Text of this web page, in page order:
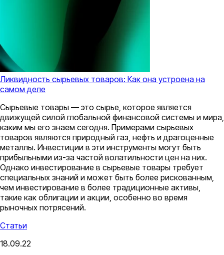
Ликвидность сырьевых товаров: Как она устроена на
самом деле
Сырьевые товары — это сырье, которое является
движущей силой глобальной финансовой системы и мира,
каким мы его знаем сегодня. Примерами сырьевых
товаров являются природный газ, нефть и драгоценные
металлы. Инвестиции в эти инструменты могут быть
прибыльными из-за частой волатильности цен на них.
Однако инвестирование в сырьевые товары требует
специальных знаний и может быть более рискованным,
чем инвестирование в более традиционные активы,
такие как облигации и акции, особенно во время
рыночных потрясений.
Статьи
18.09.22